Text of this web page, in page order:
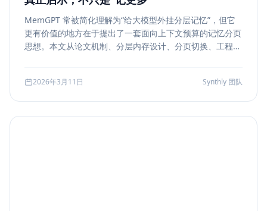
MemGPT 常被简化理解为“给大模型外挂分层记忆”，但它
更有价值的地方在于提出了一套面向上下文预算的记忆分页
思想。本文从论文机制、分层内存设计、分页切换、工程可
2026年3月11日 Synthly 团队